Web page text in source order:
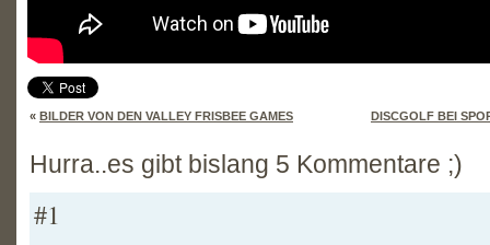
« BILDER VON DEN VALLEY FRISBEE GAMES DISCGOLF BEI
Hurra..es gibt bislang 5 Kommentare ;)
#1